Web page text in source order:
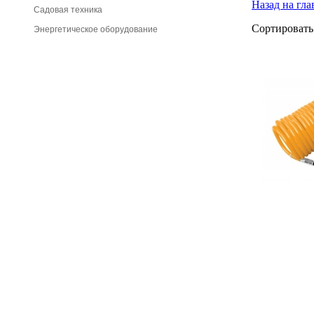
Садовая техника
Энергетическое оборудование
Назад на